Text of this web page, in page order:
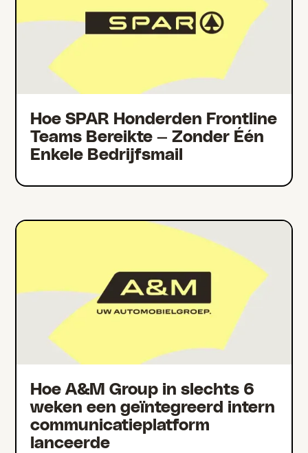
Hoe SPAR Honderden Frontline
Teams Bereikte — Zonder Één
Enkele Bedrijfsmail
Hoe A&M Group in slechts 6
weken een geïntegreerd intern
communicatieplatform
lanceerde